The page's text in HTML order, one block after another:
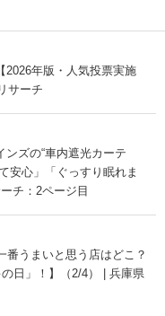
2026年版・人気投票実施
サーチ
ズの“車内遮光カーテ
安心」「ぐっすり眠れま
チ：2ページ目
うまいと思う店はどこ？
日」！】（2/4） | 兵庫県